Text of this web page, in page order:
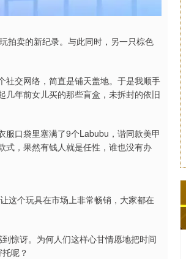
拍卖的新纪录。与此同时，另一只棕色
社交网络，简直是铺天盖地。于是我顺手
几年前女儿买的那些盲盒，未拆封的依旧
口袋里塞满了9个Labubu，谐同款美甲
式，果然有钱人就是任性，谁也没有办
这个玩具在市场上非常畅销，大家都在
惊讶。为何人们这样心甘情愿地把时间
呢？